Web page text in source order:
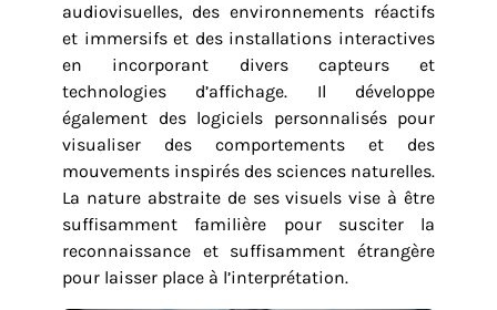
audiovisuelles, des environnements réactifs
et immersifs et des installations interactives
en incorporant divers capteurs et
technologies d’affichage. Il développe
également des logiciels personnalisés pour
visualiser des comportements et des
mouvements inspirés des sciences naturelles.
La nature abstraite de ses visuels vise à être
suffisamment familière pour susciter la
reconnaissance et suffisamment étrangère
pour laisser place à l’interprétation.